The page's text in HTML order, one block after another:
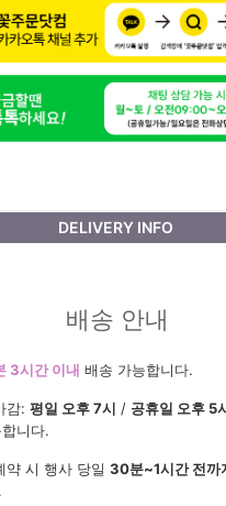
DELIVERY INFO
배송 안내
3시간 이내 배송 가능합니다.
감: 평일 오후 7시 / 공휴일 오후 5
니다.
약 시 행사 당일 30분~1시간 전까